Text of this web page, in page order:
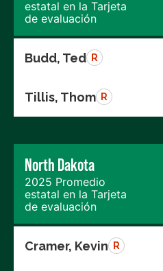
estatal en la Tarjeta
de evaluación
Budd, Ted R
Tillis, Thom R
North Dakota
2025 Promedio
estatal en la Tarjeta
de evaluación
Cramer, Kevin R